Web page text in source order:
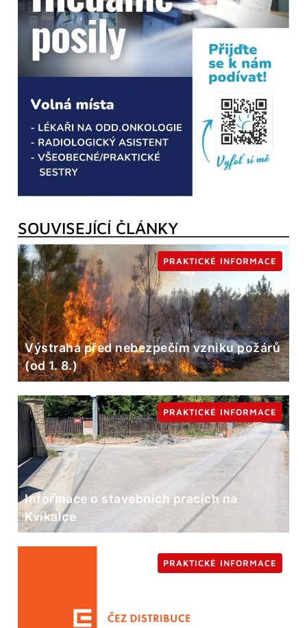
SOUVISEJÍCÍ ČLÁNKY
Výstraha před nebezpečím vzniku požárů
(od 1. 8.)
PRAKTICKÉ INFORMACE
Informace o stavebních pracích na
Kvíkalce
PRAKTICKÉ INFORMACE
PRAKTICKÉ INFORMACE